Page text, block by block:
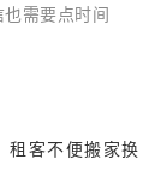
需要点时间
租客不便搬家换